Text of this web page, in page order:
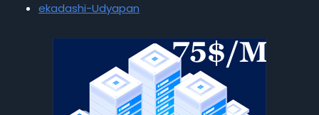
ekadashi-Udyapan